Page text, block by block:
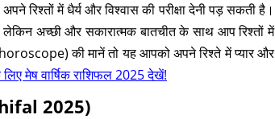
में धैर्य और विश्वास की परीक्षा देनी पड़ सकती है।
अच्छी और सकारात्मक बातचीत के साथ आप रिश्तों में
की मानें तो यह आपको अपने रिश्ते में प्यार और
मेष वार्षिक राशिफल 2025 देखें!
2025)